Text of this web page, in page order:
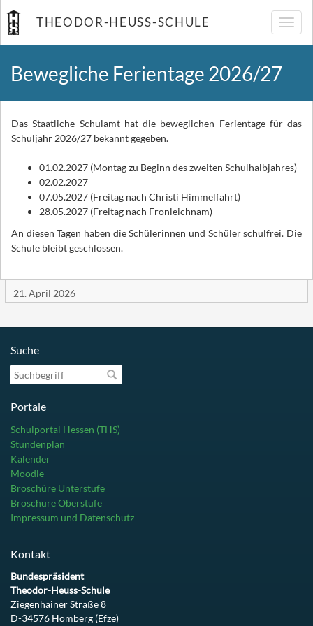
THEODOR-HEUSS-SCHULE
Bewegliche Ferientage 2026/27
Das Staatliche Schulamt hat die beweglichen Ferientage für das
Schuljahr 2026/27 bekannt gegeben.
01.02.2027 (Montag zu Beginn des zweiten Schulhalbjahres)
02.02.2027
07.05.2027 (Freitag nach Christi Himmelfahrt)
28.05.2027 (Freitag nach Fronleichnam)
An diesen Tagen haben die Schülerinnen und Schüler schulfrei. Die
Schule bleibt geschlossen.
21. April 2026
Suche
Suchbegriff
Portale
Schulportal Hessen (THS)
Stundenplan
Kalender
Moodle
Broschüre Unterstufe
Broschüre Oberstufe
Impressum und Datenschutz
Kontakt
Bundespräsident
Theodor-Heuss-Schule
Ziegenhainer Straße 8
D-34576 Homberg (Efze)